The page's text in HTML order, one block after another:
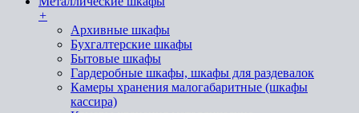
+
Архивные шкафы
Бухгалтерские шкафы
Бытовые шкафы
Гардеробные шкафы, шкафы для раздевалок
Камеры хранения малогабаритные (шкафы
кассира)